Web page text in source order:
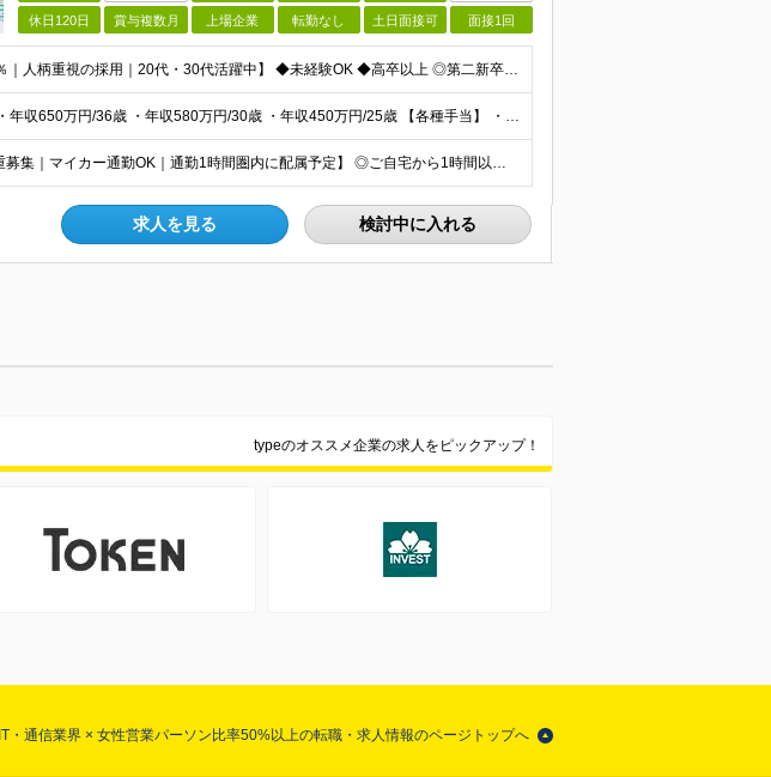
休日120日 賞与複数月 上場企業 転勤なし 土日面接可 面接1回
【未経験入社率99％｜人柄重視の採用｜20代・30代活躍中】 ◆未経験OK ◆高卒以上 ◎第二新卒/U・Iターン歓迎 ◎人柄重視の採用 ＼＼こんな方はぜひご応募ください／／ □年齢や社歴に関係なくフ
【実際の年収例】 ・年収650万円/36歳 ・年収580万円/30歳 ・年収450万円/25歳 【各種手当】 ・資格取得支援・手当（最大月3万円） ・スマホの購入割引き（資格取得者） ・住宅手当（家
【愛知・岐阜・三重募集｜マイカー通勤OK｜通勤1時間圏内に配属予定】 ◎ご自宅から1時間以内を目安に、通勤しやすいエリアの店舗へ配属します 【愛知県】 ◆名古屋市内 名古屋市瑞穂区・名古屋市西区 ◆
求人を見る 検討中に入れる
typeのオススメ企業の求人をピックアップ！
IT・通信業界 × 女性営業パーソン比率50%以上の転職・求人情報のページトップへ